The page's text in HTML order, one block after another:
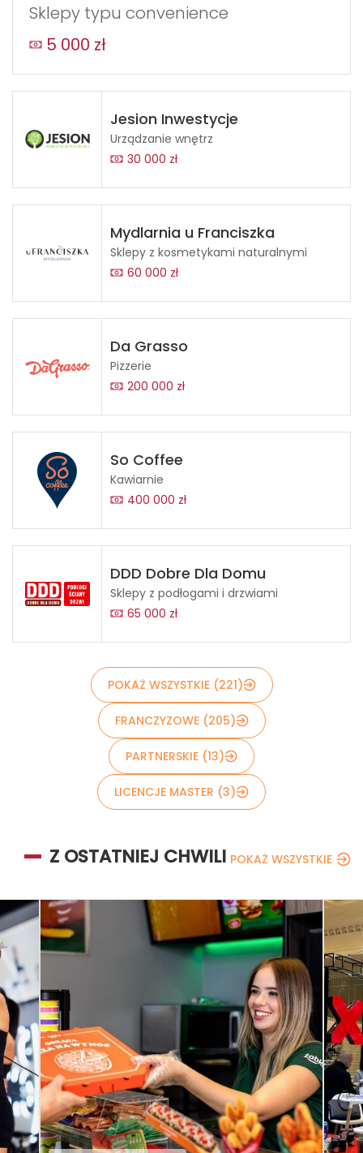
Sklepy typu convenience
5 000 zł
Jesion Inwestycje
Urządzanie wnętrz
30 000 zł
Mydlarnia u Franciszka
Sklepy z kosmetykami naturalnymi
60 000 zł
Da Grasso
Pizzerie
200 000 zł
So Coffee
Kawiarnie
400 000 zł
DDD Dobre Dla Domu
Sklepy z podłogami i drzwiami
65 000 zł
POKAŻ WSZYSTKIE (221)
FRANCZYZOWE (205)
PARTNERSKIE (13)
LICENCJE MASTER (3)
Z OSTATNIEJ CHWILI POKAŻ WSZYSTKIE